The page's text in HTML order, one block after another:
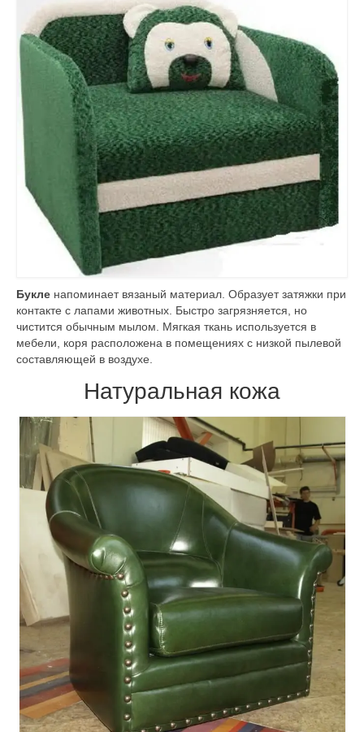
Букле напоминает вязаный материал. Образует затяжки при
контакте с лапами животных. Быстро загрязняется, но
чистится обычным мылом. Мягкая ткань используется в
мебели, коря расположена в помещениях с низкой пылевой
составляющей в воздухе.
Натуральная кожа